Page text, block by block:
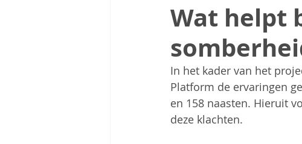
Wat helpt
In het kader van het
Platform de ervaringen
en 158 naasten. Hieruit
deze klachten.